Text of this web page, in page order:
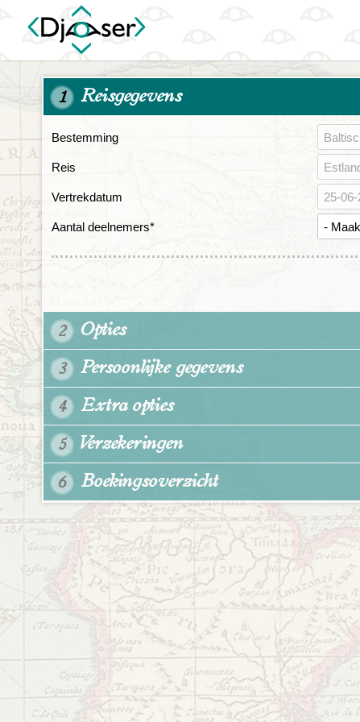
1 Reisgegevens
Bestemming
Reis
Vertrekdatum
Aantal deelnemers*
2 Opties
3 Persoonlijke gegevens
4 Extra opties
5 Verzekeringen
6 Boekingsoverzicht